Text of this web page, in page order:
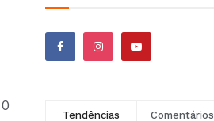
0
Tendências Comentários